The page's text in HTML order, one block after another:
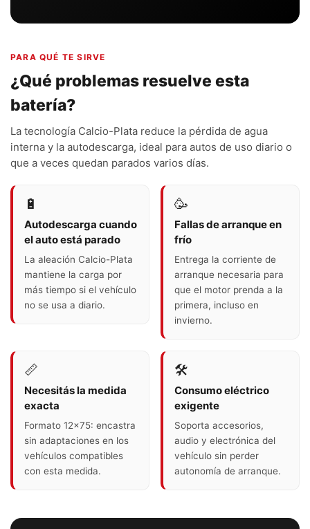
PARA QUÉ TE SIRVE
¿Qué problemas resuelve esta
batería?
La tecnología Calcio-Plata reduce la pérdida de agua
interna y la autodescarga, ideal para autos de uso diario o
que a veces quedan parados varios días.
🔋
Autodescarga cuando
el auto está parado
La aleación Calcio-Plata
mantiene la carga por
más tiempo si el vehículo
no se usa a diario.
🥳
Fallas de arranque en
frío
Entrega la corriente de
arranque necesaria para
que el motor prenda a la
primera, incluso en
invierno.
📏
Necesitás la medida
exacta
Formato 12x75: encastra
sin adaptaciones en los
vehículos compatibles
con esta medida.
🛠️
Consumo eléctrico
exigente
Soporta accesorios,
audio y electrónica del
vehículo sin perder
autonomía de arranque.